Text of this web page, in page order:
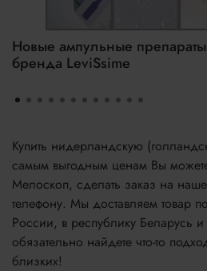
Новые ампульные
бренда LeviSsime
Купить нидерландскую
самым выгодным ценам Вы можете
Мелоскоп, сделать заказ на
телефону. Мы доставляем товар
России, в республику Беларусь
обязательно найдете что-то
близких!